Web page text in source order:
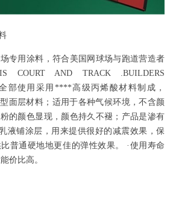
用涂料，符合美国网球场与跑道营造者
AND TRACK .BUILDERS
部使用采用****高级丙烯酸材料制成，
面层材料；适用于各种气候环境，不含颜
的颜色显现，颜色持久不褪；产品是渗有
液铺涂层，用来提供很好的减震效果，保
普通硬地地更佳的弹性效果。 ·使用寿命
价比高。